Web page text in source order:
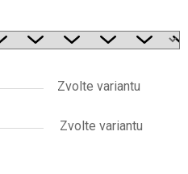
Zvolte variantu
Zvolte variantu